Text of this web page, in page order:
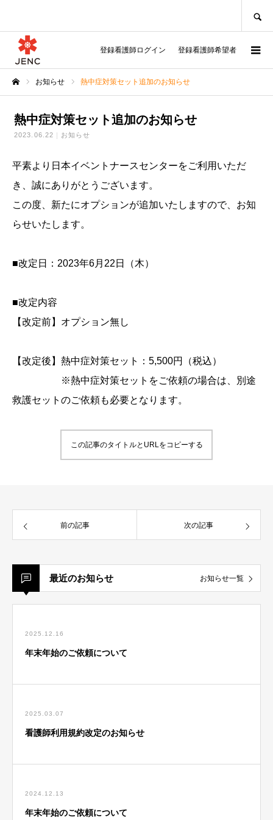
登録看護師ログイン 登録看護師希望者
お知らせ 熱中症対策セット追加のお知らせ
熱中症対策セット追加のお知らせ
2023.06.22 お知らせ
平素より日本イベントナースセンターをご利用いただ
き、誠にありがとうございます。
この度、新たにオプションが追加いたしますので、お知
らせいたします。
■改定日：2023年6月22日（木）
■改定内容
【改定前】オプション無し
【改定後】熱中症対策セット：5,500円（税込）
※熱中症対策セットをご依頼の場合は、別途
救護セットのご依頼も必要となります。
この記事のタイトルとURLをコピーする
前の記事 次の記事
最近のお知らせ お知らせ一覧
2025.12.16
年末年始のご依頼について
2025.03.07
看護師利用規約改定のお知らせ
2024.12.13
年末年始のご依頼について